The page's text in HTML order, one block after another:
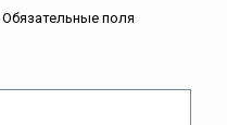
Обязательные поля